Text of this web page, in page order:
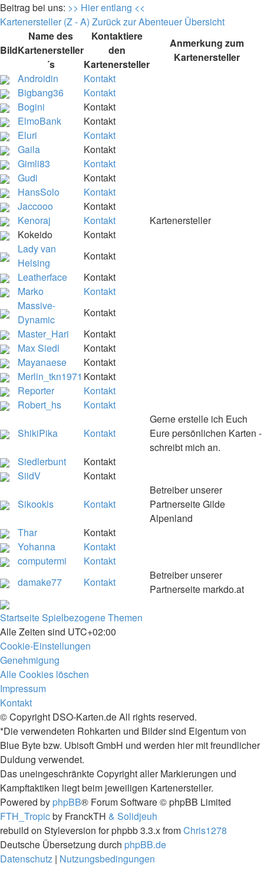
Beitrag bei uns: >> Hier entlang <<
Kartenersteller (Z - A) Zurück zur Abenteuer Übersicht
Bild
Name des
Kartenersteller
´s
Kontaktiere
den
Kartenersteller
Anmerkung zum
Kartenersteller
Androidin
Kontakt
Bigbang36
Kontakt
Bogini
Kontakt
ElmoBank
Kontakt
Eluri
Kontakt
Gaila
Kontakt
Gimli83
Kontakt
Gudi
Kontakt
HansSolo
Kontakt
Jaccooo
Kontakt
Kenoraj
Kontakt
Kartenersteller
Kokeido
Kontakt
Lady van
Helsing
Kontakt
Leatherface
Kontakt
Marko
Kontakt
Massive-
Dynamic
Kontakt
Master_Hari
Kontakt
Max Siedl
Kontakt
Mayanaese
Kontakt
Merlin_tkn1971 Kontakt
Reporter
Kontakt
Robert_hs
Kontakt
ShikiPika Kontakt
Gerne erstelle ich Euch
Eure persönlichen Karten -
schreibt mich an.
Siedlerbunt
Kontakt
SiidV
Kontakt
Sikookis Kontakt
Betreiber unserer
Partnerseite Gilde
Alpenland
Thar
Kontakt
Yohanna
Kontakt
computermi
Kontakt
damake77
Kontakt
Betreiber unserer
Partnerseite markdo.at
StartseiteSpielbezogene Themen
Alle Zeiten sind UTC+02:00
Cookie-Einstellungen
Genehmigung
Alle Cookies löschen
Impressum
Kontakt
© Copyright DSO-Karten.de All rights reserved.
*Die verwendeten Rohkarten und Bilder sind Eigentum von
Blue Byte bzw. Ubisoft GmbH und werden hier mit freundlicher
Duldung verwendet.
Das uneingeschränkte Copyright aller Markierungen und
Kampftaktiken liegt beim jeweiligen Kartenersteller.
Powered by phpBB® Forum Software © phpBB Limited
FTH_Tropicby FranckTH & Solidjeuh
rebuild on Styleversion for phpbb 3.3.x fromChris1278
Deutsche Übersetzung durch phpBB.de
Datenschutz | Nutzungsbedingungen